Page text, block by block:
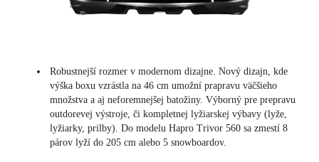
Robustnejší rozmer v modernom dizajne. Nový dizajn, kde
výška boxu vzrástla na 46 cm umožní prapravu väčšieho
množstva a aj neforemnejšej batožiny. Výborný pre prepravu
outdorevej výstroje, či kompletnej lyžiarskej výbavy (lyže,
lyžiarky, prilby). Do modelu Hapro Trivor 560 sa zmestí 8
párov lyží do 205 cm alebo 5 snowboardov.